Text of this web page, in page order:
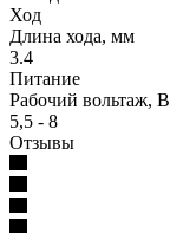
Ход
Длина хода, мм
3.4
Питание
Рабочий вольтаж, В
5,5 - 8
Отзывы